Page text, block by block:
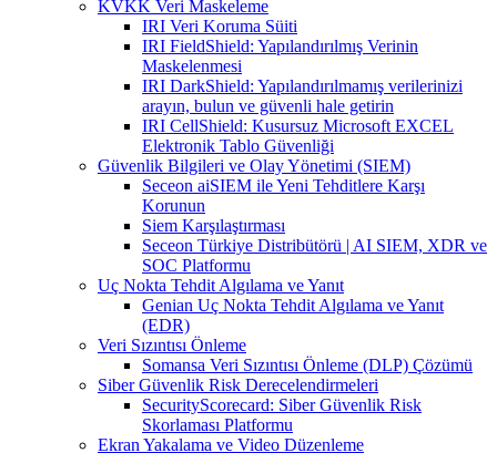
KVKK Veri Maskeleme
IRI Veri Koruma Süiti
IRI FieldShield: Yapılandırılmış Verinin
Maskelenmesi
IRI DarkShield: Yapılandırılmamış verilerinizi
arayın, bulun ve güvenli hale getirin
IRI CellShield: Kusursuz Microsoft EXCEL
Elektronik Tablo Güvenliği
Güvenlik Bilgileri ve Olay Yönetimi (SIEM)
Seceon aiSIEM ile Yeni Tehditlere Karşı
Korunun
Siem Karşılaştırması
Seceon Türkiye Distribütörü | AI SIEM, XDR ve
SOC Platformu
Uç Nokta Tehdit Algılama ve Yanıt
Genian Uç Nokta Tehdit Algılama ve Yanıt
(EDR)
Veri Sızıntısı Önleme
Somansa Veri Sızıntısı Önleme (DLP) Çözümü
Siber Güvenlik Risk Derecelendirmeleri
SecurityScorecard: Siber Güvenlik Risk
Skorlaması Platformu
Ekran Yakalama ve Video Düzenleme